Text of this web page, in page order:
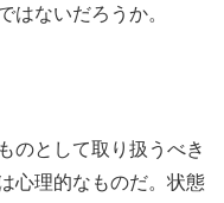
はないだろうか。
のとして取り扱うべき
心理的なものだ。状態